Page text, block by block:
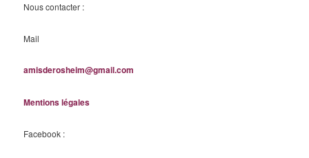
Nous contacter :
Mail
amisderosheim@gmail.com
Mentions légales
Facebook :